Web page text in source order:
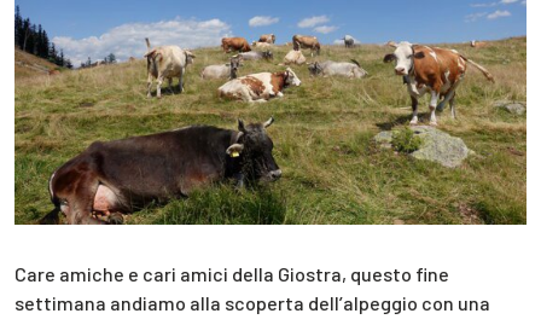
Care amiche e cari amici della Giostra, questo fine
settimana andiamo alla scoperta dell’alpeggio con una